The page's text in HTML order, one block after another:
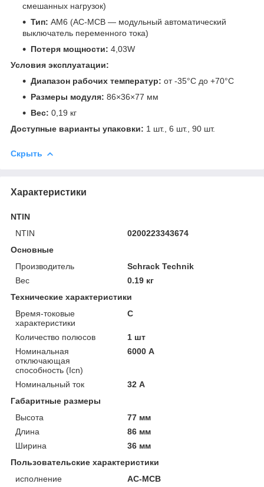
смешанных нагрузок)
Тип: AM6 (AC-MCB — модульный автоматический
выключатель переменного тока)
Потеря мощности: 4,03W
Условия эксплуатации:
Диапазон рабочих температур: от -35°C до +70°C
Размеры модуля: 86×36×77 мм
Вес: 0,19 кг
Доступные варианты упаковки: 1 шт., 6 шт., 90 шт.
Скрыть
Характеристики
NTIN
NTIN
0200223343674
Основные
Производитель
Schrack Technik
Вес
0.19 кг
Технические характеристики
Время-токовые
характеристики
C
Количество полюсов
1 шт
Номинальная
отключающая
способность (Icn)
6000 А
Номинальный ток
32 А
Габаритные размеры
Высота
77 мм
Длина
86 мм
Ширина
36 мм
Пользовательские характеристики
исполнение
AC-MCB